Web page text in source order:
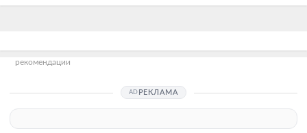
рекомендации
РЕКЛАМА